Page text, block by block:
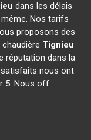
dans les délais
Nos tarifs
proposons des
Tignieu
réputation dans la
nous ont
5. Nous off